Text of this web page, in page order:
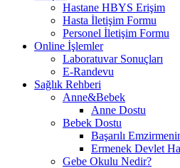
Hastane HBYS Erişim
Hasta İletişim Formu
Personel İletişim Formu
Online İşlemler
Laboratuvar Sonuçları
E-Randevu
Sağlık Rehberi
Anne&Bebek
Anne Dostu
Bebek Dostu
Başarılı
Ermenek Devlet
Gebe Okulu Nedir?